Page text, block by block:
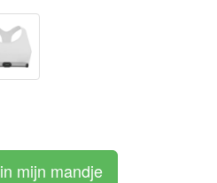
in mijn mandje